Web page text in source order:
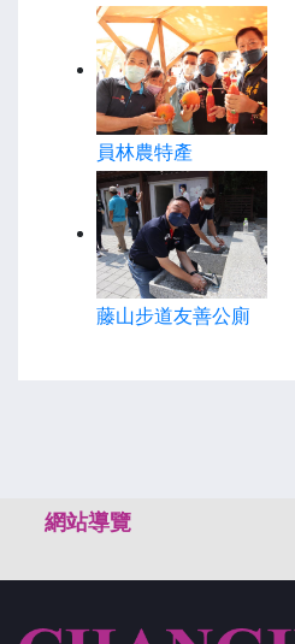
員林農特產
藤山步道友善公廁
網站導覽